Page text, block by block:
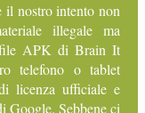
il nostro intento non
illegale ma
file APK di Brain It
telefono o tablet
licenza ufficiale e
Google. Sebbene ci